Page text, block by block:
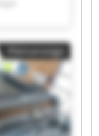
GME
GME
GME
GME
Kleinanzeige